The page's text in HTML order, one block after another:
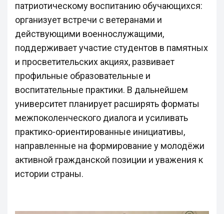
патриотическому воспитанию обучающихся:
организует встречи с ветеранами и
действующими военнослужащими,
поддерживает участие студентов в памятных
и просветительских акциях, развивает
профильные образовательные и
воспитательные практики. В дальнейшем
университет планирует расширять форматы
межпоколенческого диалога и усиливать
практико-ориентированные инициативы,
направленные на формирование у молодёжи
активной гражданской позиции и уважения к
истории страны.